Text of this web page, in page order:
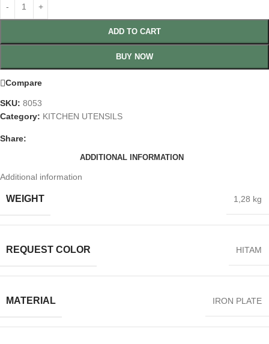
ADD TO CART
BUY NOW
Compare
SKU: 8053
Category: KITCHEN UTENSILS
Share:
ADDITIONAL INFORMATION
Additional information
WEIGHT 1,28 kg
REQUEST COLOR HITAM
MATERIAL IRON PLATE